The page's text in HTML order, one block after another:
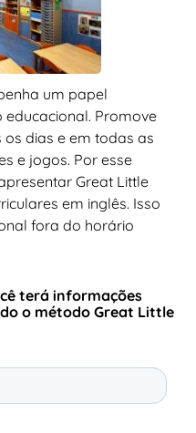
um papel
Promove
dias e em todas as
e jogos. Por esse
Great Little
em inglês. Isso
fora do horário
terá informações
o método Great Little